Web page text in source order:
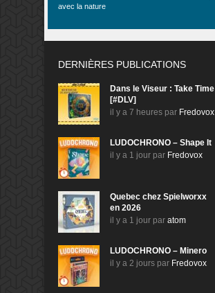
avec la nature
DERNIÈRES PUBLICATIONS
Dans le Viseur : Take Time
[#DLV]
il y a 7 heures par Fredovox
LUDOCHRONO – Shape It
il y a 1 jour par Fredovox
Quebec chez Spielworxx
en 2026
il y a 1 jour par atom
LUDOCHRONO – Minero
il y a 2 jours par Fredovox